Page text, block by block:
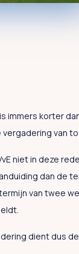
immers korter
van
niet in deze
dan de
van twee
dient dus